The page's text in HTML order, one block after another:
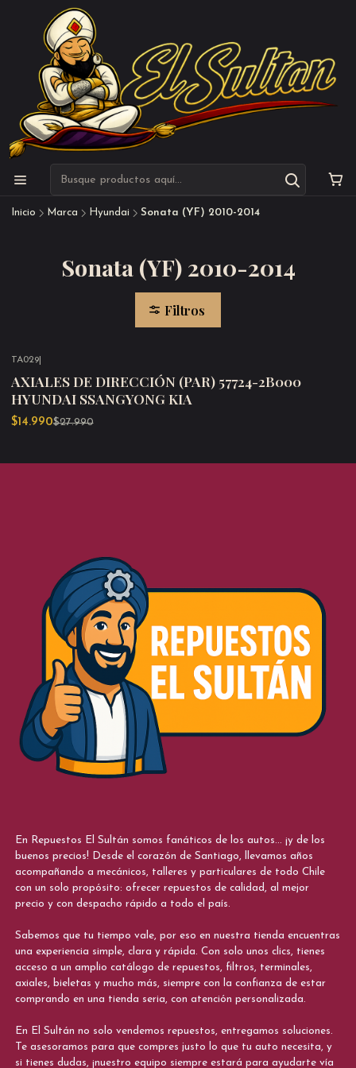
Inicio Marca Hyundai Sonata (YF) 2010-2014
Sonata (YF) 2010-2014
Filtros
TA029|
AXIALES DE DIRECCIÓN (PAR) 57724-2B000
HYUNDAI SSANGYONG KIA
$14.990$27.990
En Repuestos El Sultán somos fanáticos de los autos... ¡y de los
buenos precios! Desde el corazón de Santiago, llevamos años
acompañando a mecánicos, talleres y particulares de todo Chile
con un solo propósito: ofrecer repuestos de calidad, al mejor
precio y con despacho rápido a todo el país.
Sabemos que tu tiempo vale, por eso en nuestra tienda encuentras
una experiencia simple, clara y rápida. Con solo unos clics, tienes
acceso a un amplio catálogo de repuestos, filtros, terminales,
axiales, bieletas y mucho más, siempre con la confianza de estar
comprando en una tienda seria, con atención personalizada.
En El Sultán no solo vendemos repuestos, entregamos soluciones.
Te asesoramos para que compres justo lo que tu auto necesita, y
si tienes dudas, ¡nuestro equipo siempre estará para ayudarte vía